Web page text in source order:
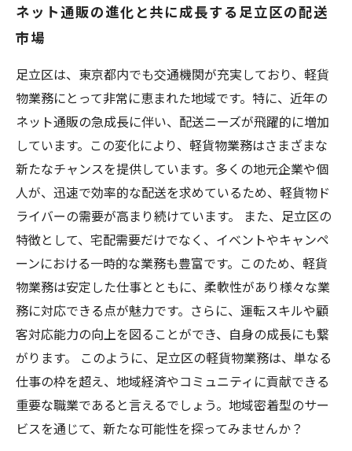
ネット通販の進化と共に成長する足立区の配送
市場
足立区は、東京都内でも交通機関が充実しており、軽貨
物業務にとって非常に恵まれた地域です。特に、近年の
ネット通販の急成長に伴い、配送ニーズが飛躍的に増加
しています。この変化により、軽貨物業務はさまざまな
新たなチャンスを提供しています。多くの地元企業や個
人が、迅速で効率的な配送を求めているため、軽貨物ド
ライバーの需要が高まり続けています。 また、足立区の
特徴として、宅配需要だけでなく、イベントやキャンペ
ーンにおける一時的な業務も豊富です。このため、軽貨
物業務は安定した仕事とともに、柔軟性があり様々な業
務に対応できる点が魅力です。さらに、運転スキルや顧
客対応能力の向上を図ることができ、自身の成長にも繋
がります。 このように、足立区の軽貨物業務は、単なる
仕事の枠を超え、地域経済やコミュニティに貢献できる
重要な職業であると言えるでしょう。地域密着型のサー
ビスを通じて、新たな可能性を探ってみませんか？